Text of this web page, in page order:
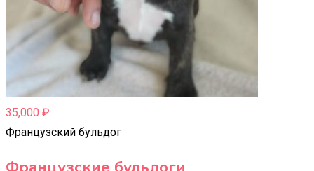
35,000 ₽
Французский бульдог